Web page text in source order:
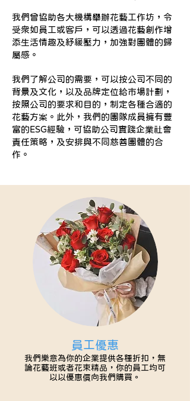
我們曾協助各大機構舉辦花藝工作坊，令
受衆如員工或客戶，可以透過花藝創作增
添生活情趣及紓緩壓力，加強對團體的歸
屬感。
我們了解公司的需要，可以按公司不同的
背景及文化，以及品牌定位給市場計劃，
按照公司的要求和目的，制定各種合適的
花藝方案。此外，我們的團隊成員擁有豐
富的ESG經驗，可協助公司實踐企業社會
責任策略，及安排與不同慈善團體的合
作。
員工優惠
我們樂意為你的企業提供各種折扣，無
論花藝班或者花束精品，你的員工均可
以以優惠價向我們購買。